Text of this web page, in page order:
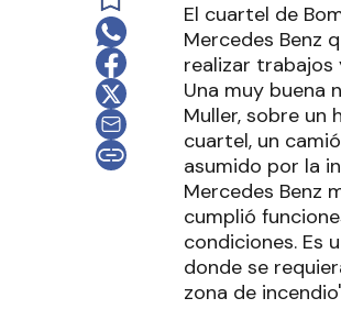
El cuartel de
Mercedes Benz
realizar trabajos
Una muy buena
Muller, sobre un
cuartel, un
asumido por la
Mercedes Benz
cumplió
condiciones. Es
donde se
zona de